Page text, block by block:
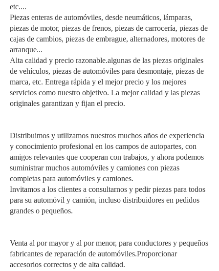
etc....
Piezas enteras de automóviles, desde neumáticos, lámparas,
piezas de motor, piezas de frenos, piezas de carrocería, piezas de
cajas de cambios, piezas de embrague, alternadores, motores de
arranque...
Alta calidad y precio razonable.algunas de las piezas originales
de vehículos, piezas de automóviles para desmontaje, piezas de
marca, etc. Entrega rápida y el mejor precio y los mejores
servicios como nuestro objetivo. La mejor calidad y las piezas
originales garantizan y fijan el precio.
Distribuimos y utilizamos nuestros muchos años de experiencia
y conocimiento profesional en los campos de autopartes, con
amigos relevantes que cooperan con trabajos, y ahora podemos
suministrar muchos automóviles y camiones con piezas
completas para automóviles y camiones.
Invitamos a los clientes a consultarnos y pedir piezas para todos
para su automóvil y camión, incluso distribuidores en pedidos
grandes o pequeños.
Venta al por mayor y al por menor, para conductores y pequeños
fabricantes de reparación de automóviles.Proporcionar
accesorios correctos y de alta calidad.